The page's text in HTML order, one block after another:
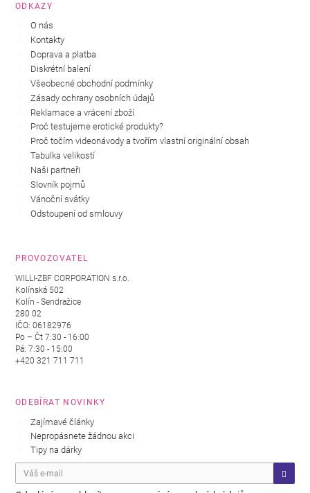
ODKAZY
O nás
Kontakty
Doprava a platba
Diskrétní balení
Všeobecné obchodní podmínky
Zásady ochrany osobních údajů
Reklamace a vrácení zboží
Proč testujeme erotické produkty?
Proč točím videonávody a tvořím vlastní originální obsah
Tabulka velikostí
Naši partneři
Slovník pojmů
Vánoční svátky
Odstoupení od smlouvy
PROVOZOVATEL
WILLI-ZBF CORPORATION s.r.o.
Kolínská 502
Kolín - Sendražice
280 02
IČO: 06182976
Po – Čt 7:30 - 16:00
Pá: 7:30 - 15:00
+420 321 711 711
ODEBÍRAT NOVINKY
Zajímavé články
Nepropásnete žádnou akci
Tipy na dárky